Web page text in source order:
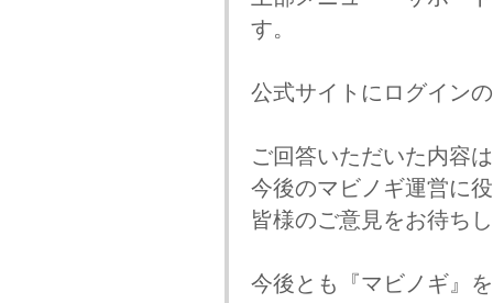
す。
公式サイトにログイン
ご回答いただいた内容
今後のマビノギ運営に
皆様のご意見をお待ち
今後とも『マビノギ』